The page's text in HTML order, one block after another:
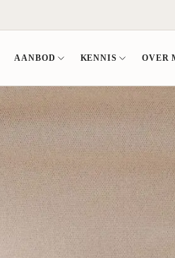
LEVENSFASE
Kinderwens
Herstellen na
Gestopt met
Na anticonceptie
Stressvolle periode
AANBOD
het groepstraject
KENNIS OVER